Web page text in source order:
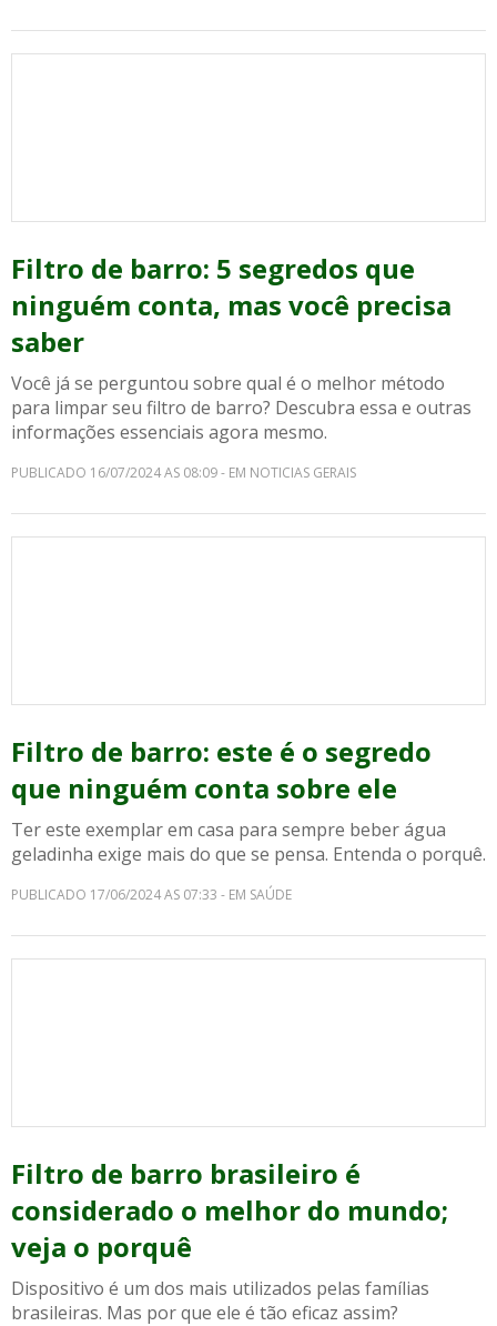
Filtro de barro: 5 segredos que
ninguém conta, mas você precisa
saber
Você já se perguntou sobre qual é o melhor método
para limpar seu filtro de barro? Descubra essa e outras
informações essenciais agora mesmo.
PUBLICADO 16/07/2024 AS 08:09 - EM NOTICIAS GERAIS
Filtro de barro: este é o segredo
que ninguém conta sobre ele
Ter este exemplar em casa para sempre beber água
geladinha exige mais do que se pensa. Entenda o porquê.
PUBLICADO 17/06/2024 AS 07:33 - EM SAÚDE
Filtro de barro brasileiro é
considerado o melhor do mundo;
veja o porquê
Dispositivo é um dos mais utilizados pelas famílias
brasileiras. Mas por que ele é tão eficaz assim?